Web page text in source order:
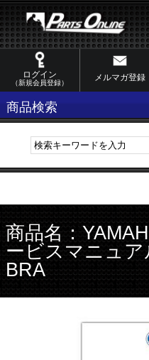
ログイン
（新規会員登録）
メルマガ登録
商品検索
商品名：
ービスマニュ
BRA